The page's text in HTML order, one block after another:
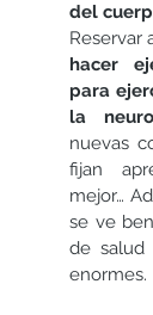
del
hacer
para
la
nuevas
fijan
mejor…
se ve
de salud
enormes.